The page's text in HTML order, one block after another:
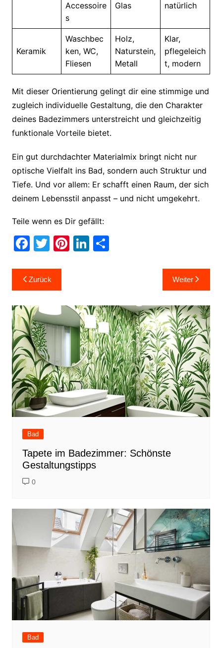
Accessoire
s
Glas
natürlich
Keramik
Waschbec
ken, WC,
Fliesen
Holz,
Naturstein,
Metall
Klar,
pflegeleich
t, modern
Mit dieser Orientierung gelingt dir eine stimmige und
zugleich individuelle Gestaltung, die den Charakter
deines Badezimmers unterstreicht und gleichzeitig
funktionale Vorteile bietet.
Ein gut durchdachter Materialmix bringt nicht nur
optische Vielfalt ins Bad, sondern auch Struktur und
Tiefe. Und vor allem: Er schafft einen Raum, der sich
deinem Lebensstil anpasst – und nicht umgekehrt.
Teile wenn es Dir gefällt:
F
c
e
b
o
o
k
T
itt
er
Pi
st
Li
dI
n
T
Beitragsnavigation
Zurück Weiter
Bad
Tapete im Badezimmer: Schönste
Gestaltungstipps
0
Bad